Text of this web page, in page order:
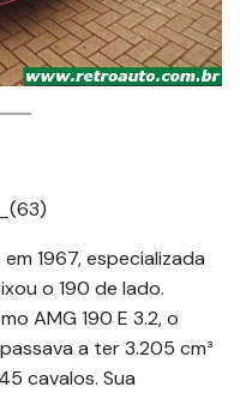
1967, especializada
o 190 de lado.
AMG 190 E 3.2, o
a ter 3.205 cm³
cavalos. Sua